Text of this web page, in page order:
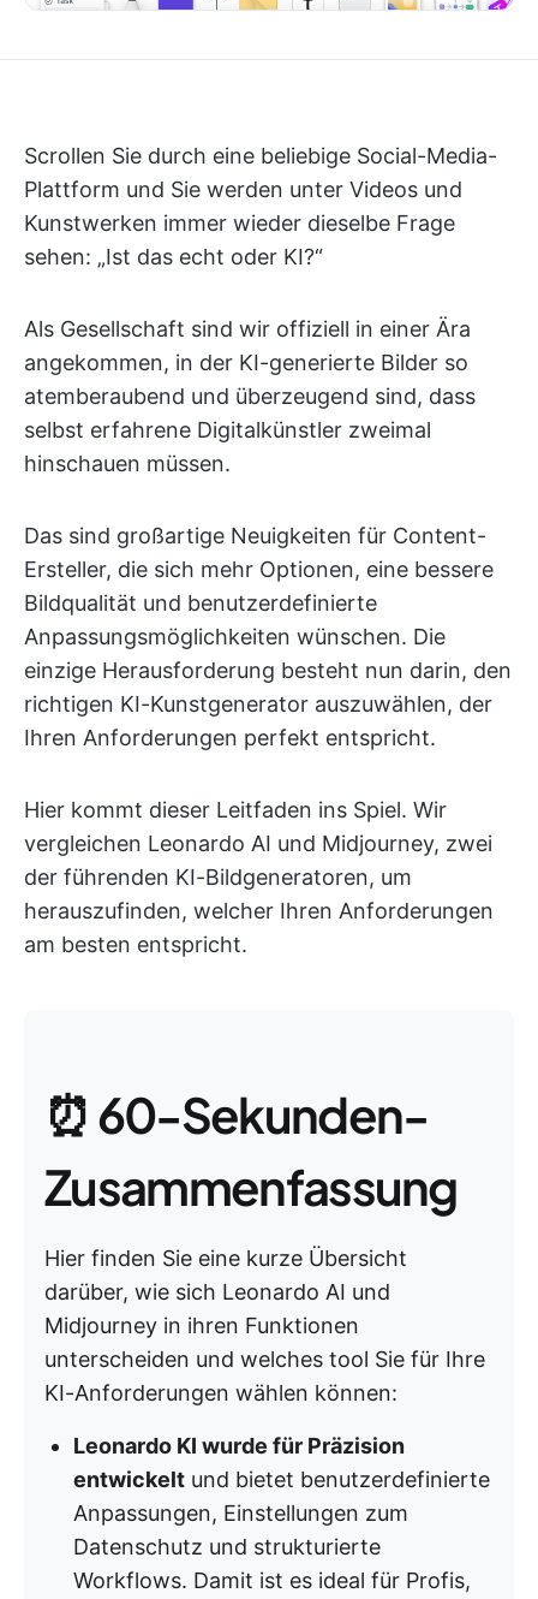
Scrollen Sie durch eine beliebige Social-Media-
Plattform und Sie werden unter Videos und
Kunstwerken immer wieder dieselbe Frage
sehen: „Ist das echt oder KI?“
Als Gesellschaft sind wir offiziell in einer Ära
angekommen, in der KI-generierte Bilder so
atemberaubend und überzeugend sind, dass
selbst erfahrene Digitalkünstler zweimal
hinschauen müssen.
Das sind großartige Neuigkeiten für Content-
Ersteller, die sich mehr Optionen, eine bessere
Bildqualität und benutzerdefinierte
Anpassungsmöglichkeiten wünschen. Die
einzige Herausforderung besteht nun darin, den
richtigen KI-Kunstgenerator auszuwählen, der
Ihren Anforderungen perfekt entspricht.
Hier kommt dieser Leitfaden ins Spiel. Wir
vergleichen Leonardo AI und Midjourney, zwei
der führenden KI-Bildgeneratoren, um
herauszufinden, welcher Ihren Anforderungen
am besten entspricht.
⏰ 60-Sekunden-
Zusammenfassung
Hier finden Sie eine kurze Übersicht
darüber, wie sich Leonardo AI und
Midjourney in ihren Funktionen
unterscheiden und welches tool Sie für Ihre
KI-Anforderungen wählen können:
Leonardo KI wurde für Präzision
entwickelt und bietet benutzerdefinierte
Anpassungen, Einstellungen zum
Datenschutz und strukturierte
Workflows. Damit ist es ideal für Profis,